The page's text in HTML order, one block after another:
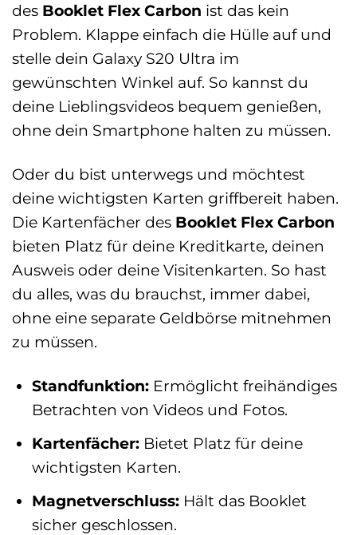
des Booklet Flex Carbon ist das kein
Problem. Klappe einfach die Hülle auf und
stelle dein Galaxy S20 Ultra im
gewünschten Winkel auf. So kannst du
deine Lieblingsvideos bequem genießen,
ohne dein Smartphone halten zu müssen.
Oder du bist unterwegs und möchtest
deine wichtigsten Karten griffbereit haben.
Die Kartenfächer des Booklet Flex Carbon
bieten Platz für deine Kreditkarte, deinen
Ausweis oder deine Visitenkarten. So hast
du alles, was du brauchst, immer dabei,
ohne eine separate Geldbörse mitnehmen
zu müssen.
Standfunktion: Ermöglicht freihändiges
Betrachten von Videos und Fotos.
Kartenfächer: Bietet Platz für deine
wichtigsten Karten.
Magnetverschluss: Hält das Booklet
sicher geschlossen.